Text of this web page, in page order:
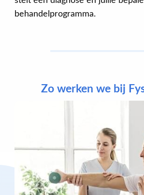
behandelprogramma.
Zo werken we bij